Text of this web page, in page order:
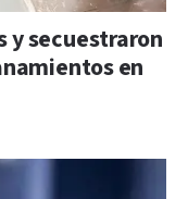
y secuestraron
en